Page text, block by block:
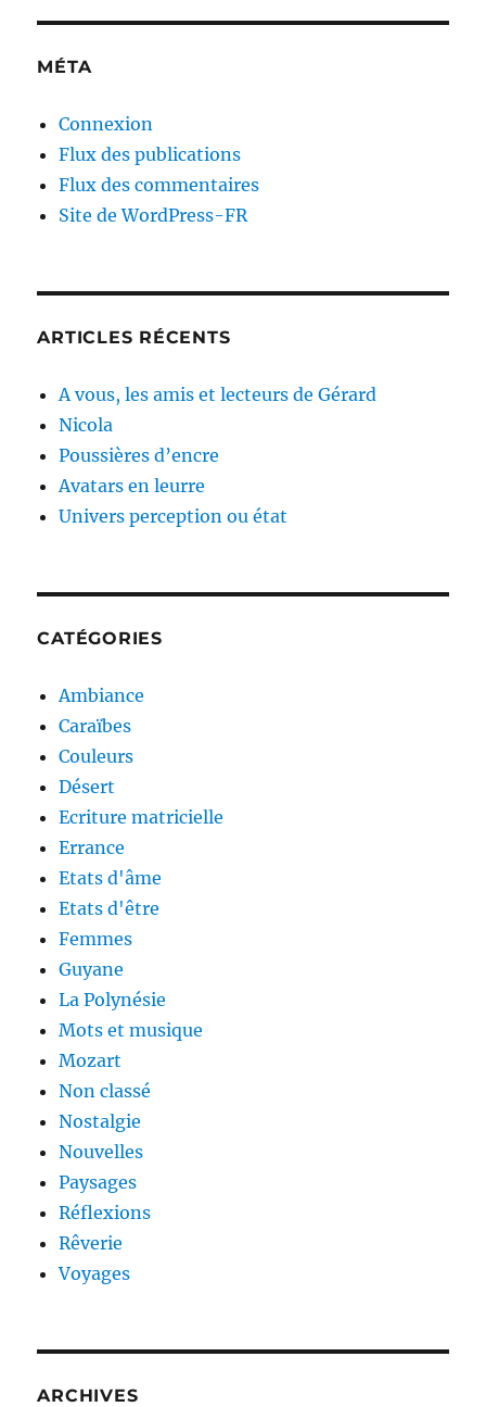
MÉTA
Connexion
Flux des publications
Flux des commentaires
Site de WordPress-FR
ARTICLES RÉCENTS
A vous, les amis et lecteurs de Gérard
Nicola
Poussières d’encre
Avatars en leurre
Univers perception ou état
CATÉGORIES
Ambiance
Caraïbes
Couleurs
Désert
Ecriture matricielle
Errance
Etats d'âme
Etats d'être
Femmes
Guyane
La Polynésie
Mots et musique
Mozart
Non classé
Nostalgie
Nouvelles
Paysages
Réflexions
Rêverie
Voyages
ARCHIVES